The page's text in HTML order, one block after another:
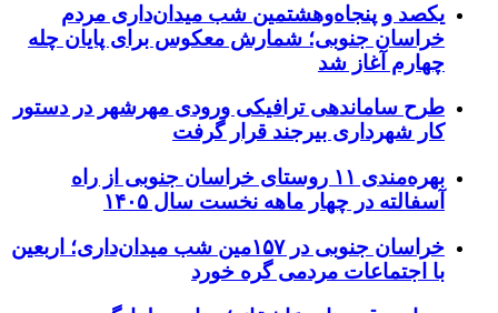
یکصد و پنجاه‌وهشتمین شب میدان‌داری مردم
خراسان جنوبی؛ شمارش معکوس برای پایان چله
چهارم آغاز شد
طرح ساماندهی ترافیکی ورودی مهرشهر در دستور
کار شهرداری بیرجند قرار گرفت
بهره‌مندی ۱۱ روستای خراسان جنوبی از راه
آسفالته در چهار ماهه نخست سال ۱۴۰۵
خراسان جنوبی در ۱۵۷مین شب میدان‌داری؛ اربعین
با اجتماعات مردمی گره خورد